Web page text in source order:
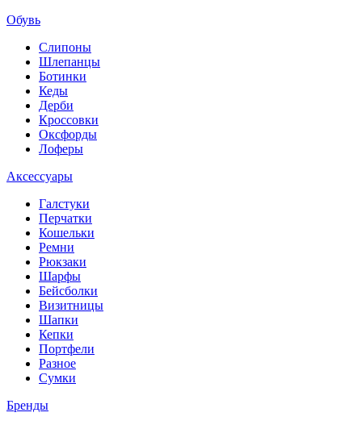
Обувь
Слипоны
Шлепанцы
Ботинки
Кеды
Дерби
Кроссовки
Оксфорды
Лоферы
Аксессуары
Галстуки
Перчатки
Кошельки
Ремни
Рюкзаки
Шарфы
Бейсболки
Визитницы
Шапки
Кепки
Портфели
Разное
Сумки
Бренды